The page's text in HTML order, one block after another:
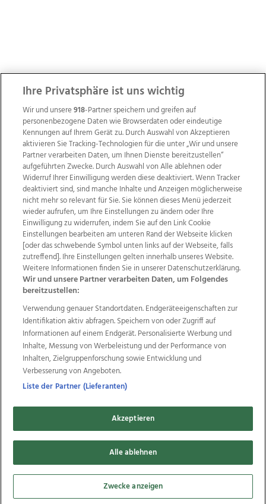
Wir über uns Mediadaten Kontakt
Jobs
Datenschutz
Impressum
AGB Anzeigekunden
AGB Website
Ehrenkodex Politische Werbung
Weitere Angebote des Medienhauses Wimmer
TV1 di-mog-i.at OÖNow
Ischler Woche
Life Radio
OÖNachrichten
OÖN Immobilien
OÖN Karriere
OÖN Reise
Promenaden Galerien
Regionaljobs
wasistlos.at
Copyrights © 2026 Tips Zeitungs GmbH & Co KG
developed by11x11.net
Cookie Einstellungen bearbeiten
Ihre Privatsphäre ist uns wichtig
Wir und unsere918-Partner speichern und greifen auf
personenbezogene Daten wie Browserdaten oder eindeutige
Kennungen auf Ihrem Gerät zu. Durch Auswahl von Akzeptieren
aktivieren Sie Tracking-Technologien für die unter „Wir und unsere
Partner verarbeiten Daten, um Ihnen Dienste bereitzustellen“
aufgeführten Zwecke. Durch Auswahl von Alle ablehnen oder
Widerruf Ihrer Einwilligung werden diese deaktiviert. Wenn Tracker
deaktiviert sind, sind manche Inhalte und Anzeigen möglicherweise
nicht mehr so relevant für Sie. Sie können dieses Menü jederzeit
wieder aufrufen, um Ihre Einstellungen zu ändern oder Ihre
Einwilligung zu widerrufen, indem Sie auf den Link Cookie
Einstellungen bearbeiten am unteren Rand der Webseite klicken
[oder das schwebende Symbol unten links auf der Webseite, falls
zutreffend]. Ihre Einstellungen gelten innerhalb unseres Website.
Weitere Informationen finden Sie in unserer Datenschutzerklärung.
Wir und unsere Partner verarbeiten Daten, um Folgendes
bereitzustellen:
Verwendung genauer Standortdaten. Endgeräteeigenschaften zur
Identifikation aktiv abfragen. Speichern von oder Zugriff auf
Informationen auf einem Endgerät. Personalisierte Werbung und
Inhalte, Messung von Werbeleistung und der Performance von
Inhalten, Zielgruppenforschung sowie Entwicklung und
Verbesserung von Angeboten.
Liste der Partner (Lieferanten)
Akzeptieren
Alle ablehnen
Zwecke anzeigen